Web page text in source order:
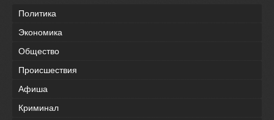
Политика
Экономика
Общество
Происшествия
Афиша
Криминал